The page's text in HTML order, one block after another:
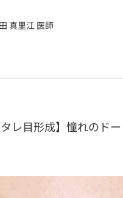
真里江 医師
タレ目形成】憧れのド